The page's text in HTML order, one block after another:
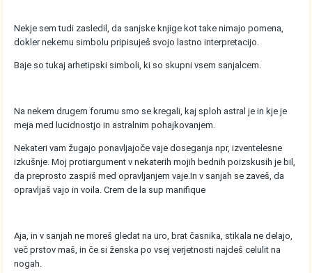
Nekje sem tudi zasledil, da sanjske knjige kot take nimajo pomena,
dokler nekemu simbolu pripisuješ svojo lastno interpretacijo.
Baje so tukaj arhetipski simboli, ki so skupni vsem sanjalcem.
Na nekem drugem forumu smo se kregali, kaj sploh astral je in kje je
meja med lucidnostjo in astralnim pohajkovanjem.
Nekateri vam žugajo ponavljajoče vaje doseganja npr, izventelesne
izkušnje. Moj protiargument v nekaterih mojih bednih poizskusih je bil,
da preprosto zaspiš med opravljanjem vaje.In v sanjah se zaveš, da
opravljaš vajo in voila. Crem de la sup manifique
Aja, in v sanjah ne moreš gledat na uro, brat časnika, stikala ne delajo,
več prstov maš, in če si ženska po vsej verjetnosti najdeš celulit na
nogah.